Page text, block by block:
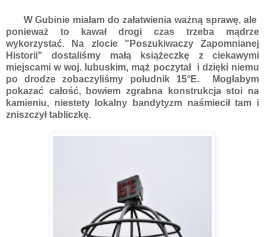
W Gubinie miałam do załatwienia ważną sprawę, ale
ponieważ to kawał drogi czas trzeba mądrze
wykorzystać. Na zlocie "Poszukiwaczy Zapomnianej
Historii" dostaliśmy małą książeczkę z ciekawymi
miejscami w woj. lubuskim, mąż poczytał i dzięki niemu
po drodze zobaczyliśmy południk 15°E. Mogłabym
pokazać całość, bowiem zgrabna konstrukcja stoi na
kamieniu, niestety lokalny bandytyzm naśmiecił tam i
zniszczył tabliczkę.